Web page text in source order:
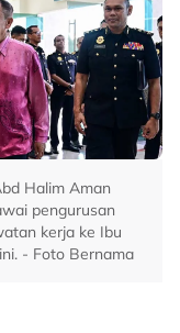
Halim Aman
pengurusan
kerja ke Ibu
- Foto Bernama